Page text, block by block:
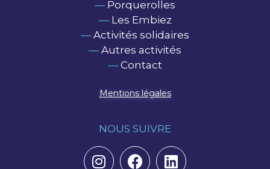
— Porquerolles
— Les Embiez
— Activités solidaires
— Autres activités
— Contact
Mentions légales
NOUS SUIVRE